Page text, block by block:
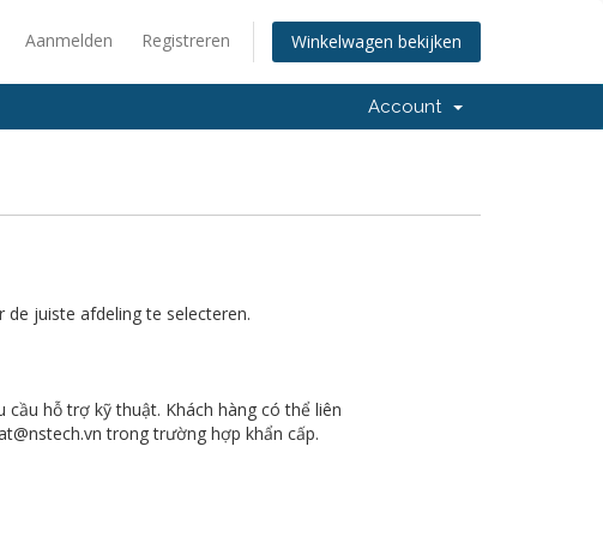
Aanmelden Registreren Winkelwagen bekijken
Account
juiste afdeling te selecteren.
cầu hỗ trợ kỹ thuật. Khách hàng có thể liên
trong trường hợp khẩn cấp.